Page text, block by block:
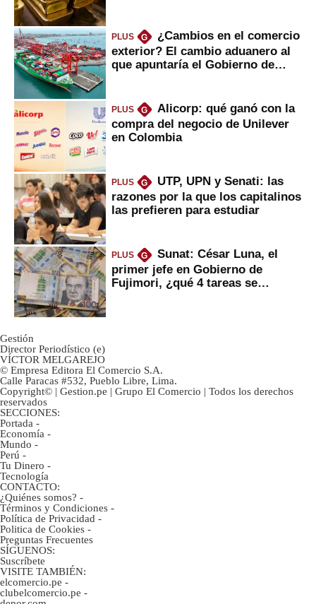
PLUS G
¿Cambios en el comercio
exterior? El cambio aduanero al
que apuntaría el Gobierno de
PLUS G
Alicorp: qué ganó con la
compra del negocio de Unilever
en Colombia
PLUS G
UTP, UPN y Senati: las
razones por la que los capitalinos
las prefieren para estudiar
PLUS G
Sunat: César Luna, el
primer jefe en Gobierno de
Fujimori, ¿qué 4 tareas se
Gestión
Director Periodístico (e)
VÍCTOR MELGAREJO
© Empresa Editora El Comercio S.A.
Calle Paracas #532, Pueblo Libre, Lima.
Copyright© | Gestion.pe | Grupo El Comercio | Todos los derechos
reservados
SECCIONES:
Portada -
Economía -
Mundo -
Perú -
Tu Dinero -
Tecnología
CONTACTO:
¿Quiénes somos? -
Términos y Condiciones -
Política de Privacidad -
Politica de Cookies -
Preguntas Frecuentes
SÍGUENOS:
Suscríbete
VISITE TAMBIÉN:
elcomercio.pe -
clubelcomercio.pe -